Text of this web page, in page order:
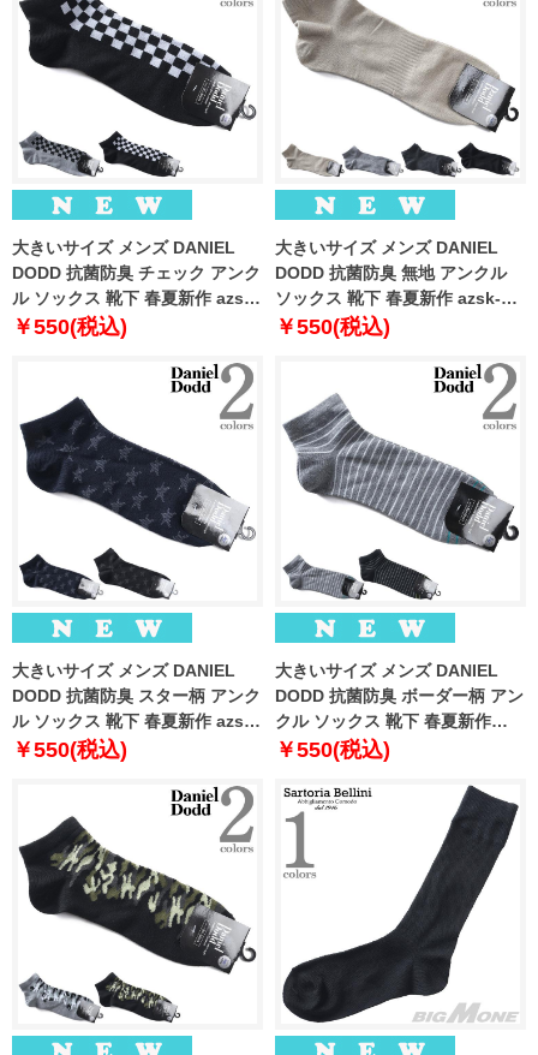
大きいサイズ メンズ DANIEL
DODD 抗菌防臭 チェック アンク
ル ソックス 靴下 春夏新作 azsk-
269007
￥550(税込)
大きいサイズ メンズ DANIEL
DODD 抗菌防臭 無地 アンクル
ソックス 靴下 春夏新作 azsk-
269008
￥550(税込)
大きいサイズ メンズ DANIEL
DODD 抗菌防臭 スター柄 アンク
ル ソックス 靴下 春夏新作 azsk-
269009
￥550(税込)
大きいサイズ メンズ DANIEL
DODD 抗菌防臭 ボーダー柄 アン
クル ソックス 靴下 春夏新作
azsk-269010
￥550(税込)